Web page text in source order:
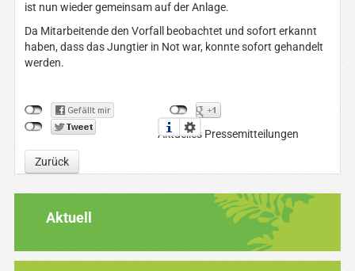
ist nun wieder gemeinsam auf der Anlage.
Da Mitarbeitende den Vorfall beobachtet und sofort erkannt
haben, dass das Jungtier in Not war, konnte sofort gehandelt
werden.
Aktuelles Pressemitteilungen
Zurück
Aktuell